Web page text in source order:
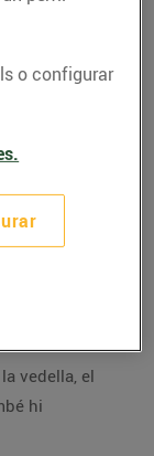
i
vedella, el
hi
o configurar